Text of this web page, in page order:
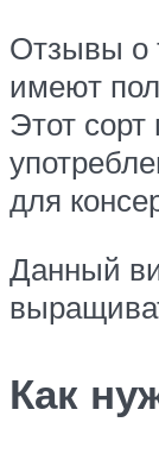
Отзывы о
имеют
Этот сорт
для
Данный
Как